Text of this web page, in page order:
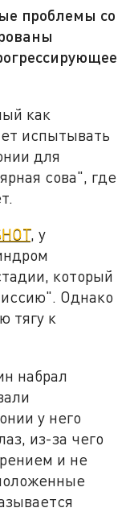
проблемы со
как
испытывать
для
сова", где
, у
который
Однако
тягу к
набрал
у него
из-за чего
и не